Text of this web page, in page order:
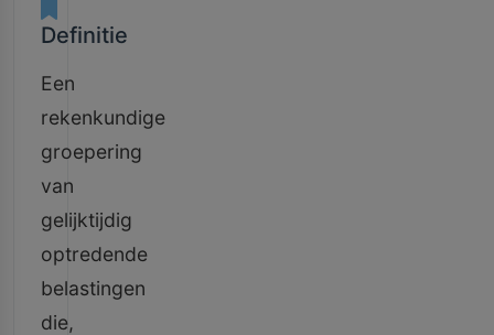
Definitie
Een
rekenkundige
groepering
van
gelijktijdig
optredende
belastingen
die,